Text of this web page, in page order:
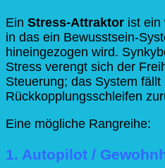
Ein Stress-Attraktor ist ein
in das ein
hineingezogen wird.
Stress verengt sich der
Steuerung; das System
Rückkopplungsschleifen
Eine mögliche Rangreihe:
1. Autopilot /